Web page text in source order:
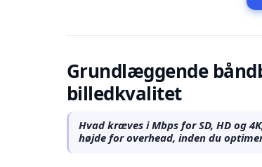
Grundlæggende
billedkvalitet
Hvad kræves i Mbps for SD, HD og
højde for overhead, inden du